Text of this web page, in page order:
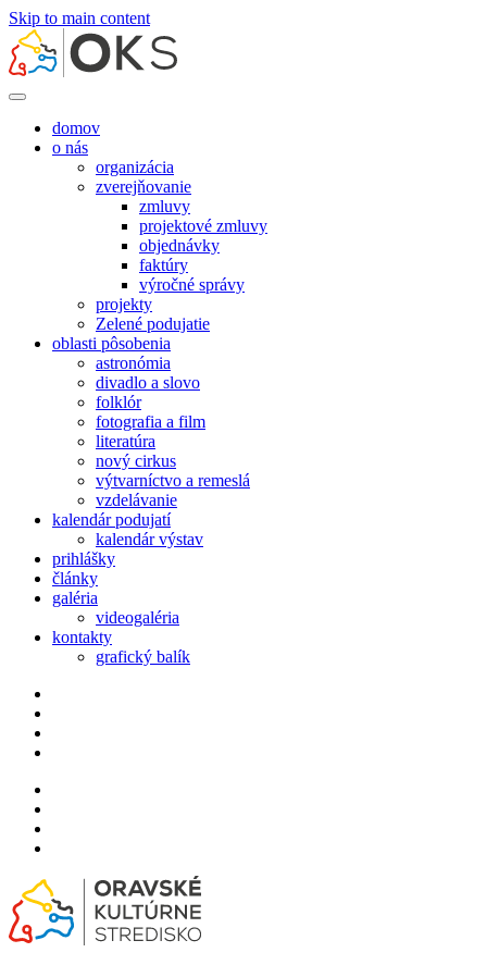
Skip to main content
domov
o nás
organizácia
zverejňovanie
zmluvy
projektové zmluvy
objednávky
faktúry
výročné správy
projekty
Zelené podujatie
oblasti pôsobenia
astronómia
divadlo a slovo
folklór
fotografia a film
literatúra
nový cirkus
výtvarníctvo a remeslá
vzdelávanie
kalendár podujatí
kalendár výstav
prihlášky
články
galéria
videogaléria
kontakty
grafický balík